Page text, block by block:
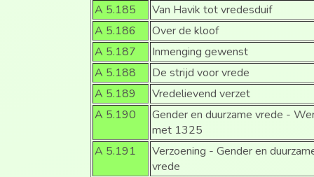
A 5.185
Van Havik tot vredesduif
A 5.186
Over de kloof
A 5.187
Inmenging gewenst
A 5.188
De strijd voor vrede
A 5.189
Vredelievend verzet
A 5.190
Gender en duurzame vrede -
met 1325
A 5.191
Verzoening - Gender en
vrede